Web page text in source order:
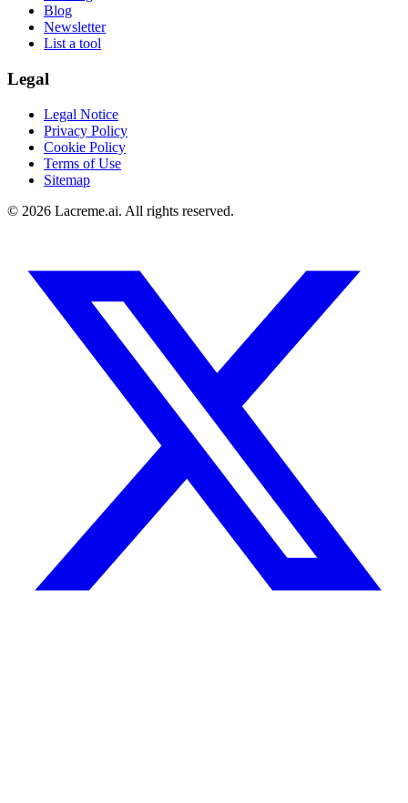
Blog
Newsletter
List a tool
Legal
Legal Notice
Privacy Policy
Cookie Policy
Terms of Use
Sitemap
© 2026 Lacreme.ai. All rights reserved.